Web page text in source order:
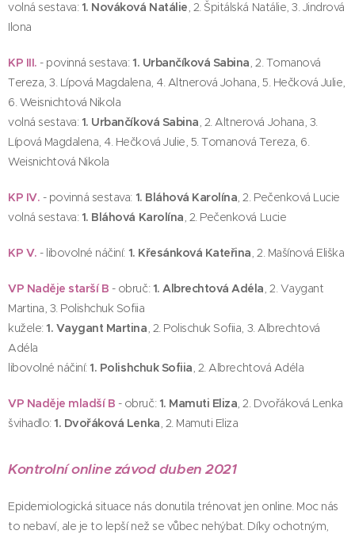
volná sestava: 1. Nováková Natálie, 2. Špitálská Natálie, 3. Jindrová
Ilona
KP III. - povinná sestava: 1. Urbančíková Sabina, 2. Tomanová
Tereza, 3. Lípová Magdalena, 4. Altnerová Johana, 5. Hečková Julie,
6. Weisnichtová Nikola
volná sestava: 1. Urbančíková Sabina, 2. Altnerová Johana, 3.
Lípová Magdalena, 4. Hečková Julie, 5. Tomanová Tereza, 6.
Weisnichtová Nikola
KP IV. - povinná sestava: 1. Bláhová Karolína, 2. Pečenková Lucie
volná sestava: 1. Bláhová Karolína, 2. Pečenková Lucie
KP V. - libovolné náčiní: 1. Křesánková Kateřina, 2. Mašínová Eliška
VP Naděje starší B - obruč: 1. Albrechtová Adéla, 2. Vaygant
Martina, 3. Polishchuk Sofiia
kužele: 1. Vaygant Martina, 2. Polischuk Sofiia, 3. Albrechtová
Adéla
libovolné náčiní: 1. Polishchuk Sofiia, 2. Albrechtová Adéla
VP Naděje mladší B - obruč: 1. Mamuti Eliza, 2. Dvořáková Lenka
švihadlo: 1. Dvořáková Lenka, 2. Mamuti Eliza
Kontrolní online závod duben 2021
Epidemiologická situace nás donutila trénovat jen online. Moc nás
to nebaví, ale je to lepší než se vůbec nehýbat. Díky ochotným,